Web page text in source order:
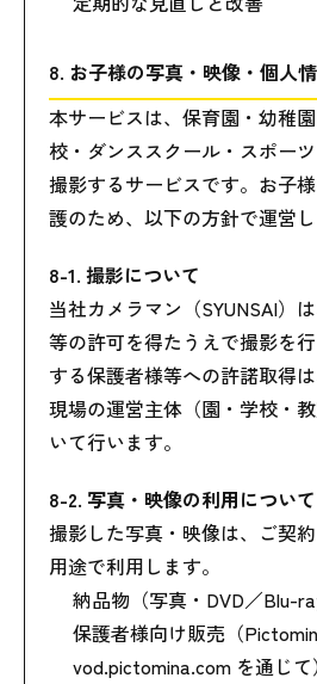
8. お子様の写真・映像・個人
本サービスは、保育園・幼稚
校・ダンススクール・スポー
撮影するサービスです。お子
護のため、以下の方針で運営し
8-1. 撮影について
当社カメラマン（SYUNSAI）
等の許可を得たうえで撮影を
する保護者様等への許諾取得
現場の運営主体（園・学校・
いて行います。
8-2. 写真・映像の利用について
撮影した写真・映像は、ご契
用途で利用します。
納品物（写真・DVD／Blu-
保護者様向け販売（
vod.pictomina.com を通じて）